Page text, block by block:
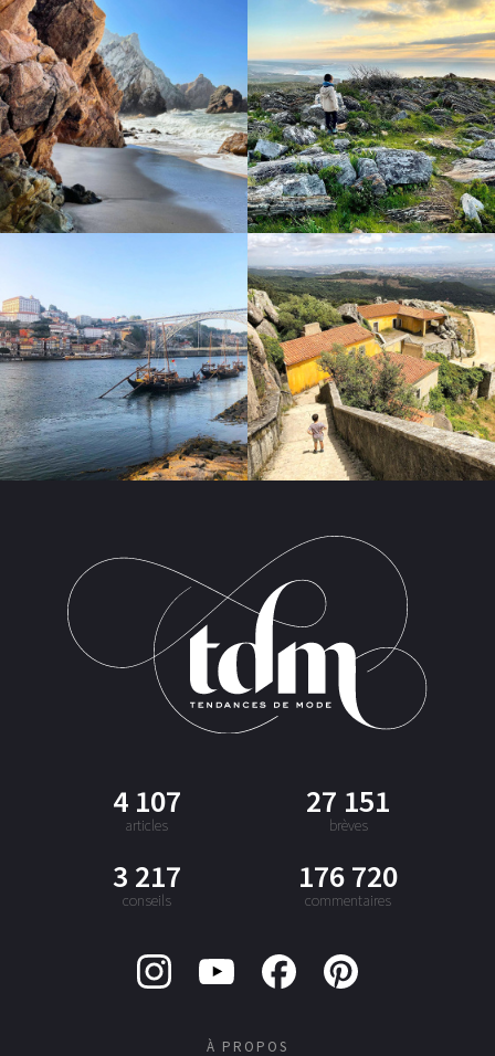
4 107
articles
27 151
brèves
3 217
conseils
176 720
commentaires
À PROPOS